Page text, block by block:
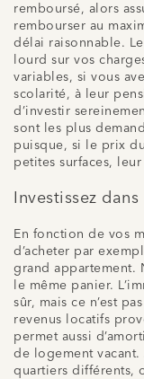
remboursé, alors
rembourser au
délai raisonnable.
lourd sur vos
variables, si vous
scolarité, à leur
d’investir
sont les plus
puisque, si le prix
petites surfaces,
Investissez
En fonction de vos
d’acheter par
grand appartement.
le même panier.
sûr, mais ce n’est
revenus locatifs
permet aussi
de logement vacant.
quartiers différents,